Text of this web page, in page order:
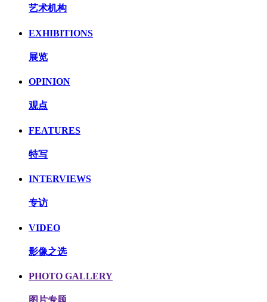
艺术机构
EXHIBITIONS
展览
OPINION
观点
FEATURES
特写
INTERVIEWS
专访
VIDEO
影像之选
PHOTO GALLERY